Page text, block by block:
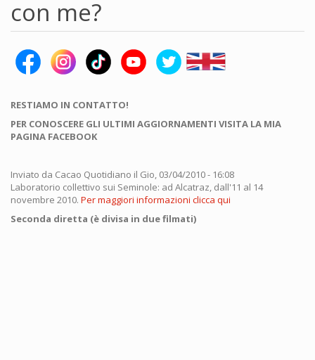
con me?
RESTIAMO IN CONTATTO!
PER CONOSCERE GLI ULTIMI AGGIORNAMENTI VISITA LA MIA
PAGINA FACEBOOK
Inviato da Cacao Quotidiano il Gio, 03/04/2010 - 16:08
Laboratorio collettivo sui Seminole: ad Alcatraz, dall'11 al 14
novembre 2010. Per maggiori informazioni clicca qui
Seconda diretta (è divisa in due filmati)